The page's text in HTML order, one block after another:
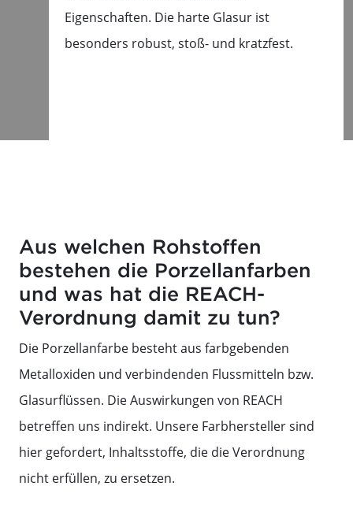
Eigenschaften. Die harte Glasur ist
besonders robust, stoß- und kratzfest.
Aus welchen Rohstoffen
bestehen die Porzellanfarben
und was hat die REACH-
Verordnung damit zu tun?
Die Porzellanfarbe besteht aus farbgebenden
Metalloxiden und verbindenden Flussmitteln bzw.
Glasurflüssen. Die Auswirkungen von REACH
betreffen uns indirekt. Unsere Farbhersteller sind
hier gefordert, Inhaltsstoffe, die die Verordnung
nicht erfüllen, zu ersetzen.